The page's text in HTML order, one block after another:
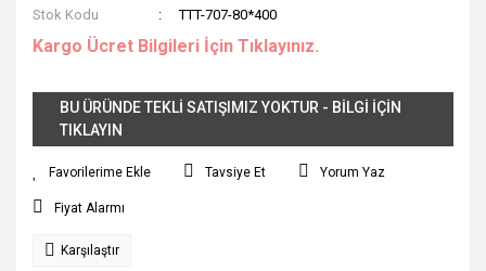
Stok Kodu
TTT-707-80*400
Kargo Ücret Bilgileri İçin Tıklayınız.
BU ÜRÜNDE TEKLİ SATIŞIMIZ YOKTUR - BİLGİ İÇİN
TIKLAYIN
Tavsiye Et Yorum Yaz
Fiyat Alarmı
Karşılaştır